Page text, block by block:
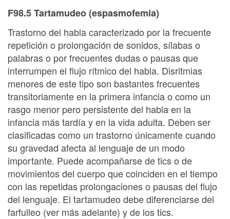
F98.5 Tartamudeo (espasmofemia)
Trastorno del habla caracterizado por la frecuente
repetición o prolongación de sonidos, sílabas o
palabras o por frecuentes dudas o pausas que
interrumpen el flujo rítmico del habla. Disritmias
menores de este tipo son bastantes frecuentes
transitoriamente en la primera infancia o como un
rasgo menor pero persistente del habla en la
infancia más tardía y en la vida adulta. Deben ser
clasificadas como un trastorno únicamente cuando
su gravedad afecta al lenguaje de un modo
importante. Puede acompañarse de tics o de
movimientos del cuerpo que coinciden en el tiempo
con las repetidas prolongaciones o pausas del flujo
del lenguaje. El tartamudeo debe diferenciarse del
farfulleo (ver más adelante) y de los tics.